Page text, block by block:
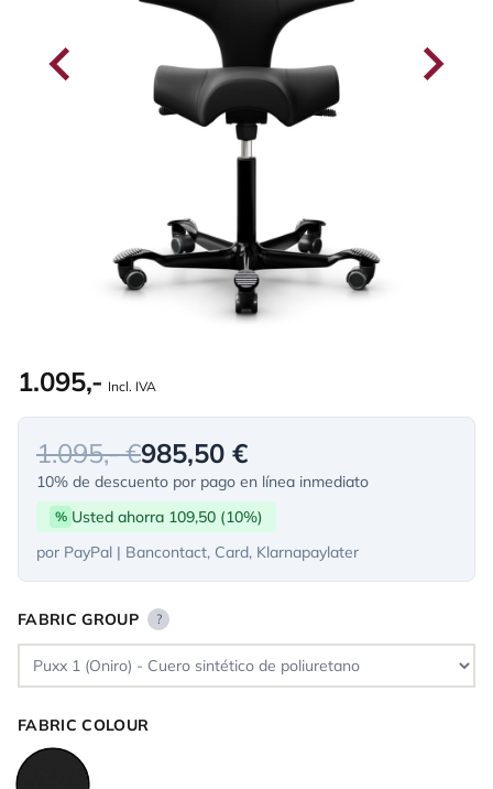
1.095,- Incl. IVA
1.095,- €985,50 €
10% de descuento por pago en línea inmediato
% Usted ahorra 109,50 (10%)
por PayPal | Bancontact, Card, Klarnapaylater
FABRIC GROUP ?
FABRIC COLOUR